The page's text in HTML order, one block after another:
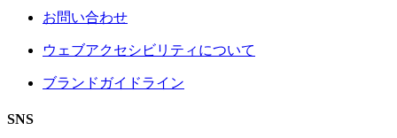
お問い合わせ
ウェブアクセシビリティについて
ブランドガイドライン
SNS